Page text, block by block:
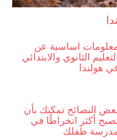
اساسية عن
التعليم الثانوي والابتدائي
هولندا
النصائح تمكنك بأن
أكثر انخراطًا في
طفلك